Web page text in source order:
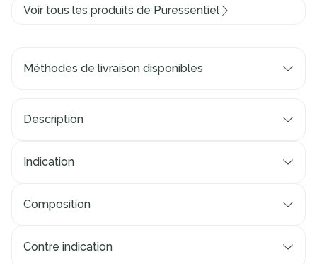
Voir tous les produits de Puressentiel
Méthodes de livraison disponibles
Description
Indication
Composition
Contre indication